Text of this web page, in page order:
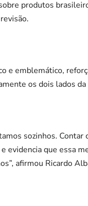
produtos
e emblemático,
os dois lados da
sozinhos. Contar
evidencia que essa
afirmou Ricardo